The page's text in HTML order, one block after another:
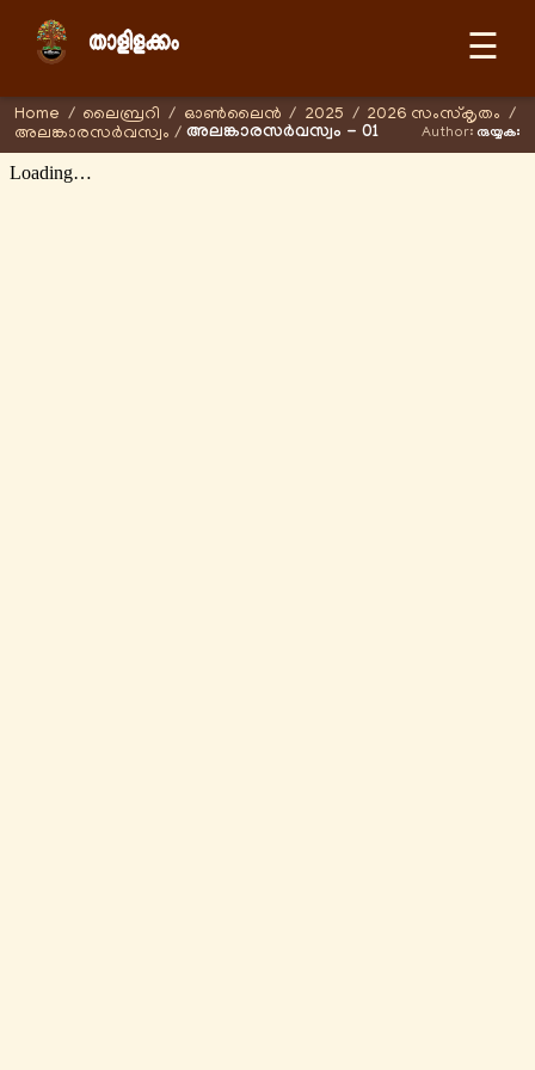
☰
Home / ലൈബ്രറി / ഓണ്‍ലൈന്‍ / 2025 / 2026 സംസ്കൃതം /
അലങ്കാരസർവസ്വം / അലങ്കാരസർവസ്വം - 01 Author: രുയ്യകഃ